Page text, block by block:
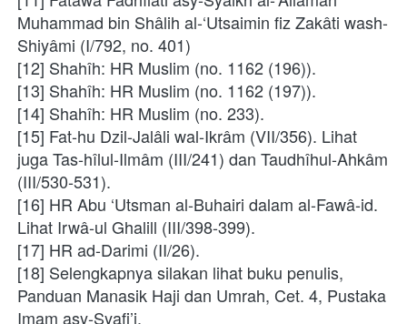
Muhammad bin Shâlih al-‘Utsaimin fiz Zakâti wash-
Shiyâmi (I/792, no. 401)
[12] Shahîh: HR Muslim (no. 1162 (196)).
[13] Shahîh: HR Muslim (no. 1162 (197)).
[14] Shahîh: HR Muslim (no. 233).
[15] Fat-hu Dzil-Jalâli wal-Ikrâm (VII/356). Lihat
juga Tas-hîlul-Ilmâm (III/241) dan Taudhîhul-Ahkâm
(III/530-531).
[16] HR Abu ‘Utsman al-Buhairi dalam al-Fawâ-id.
Lihat Irwâ-ul Ghalill (III/398-399).
[17] HR ad-Darimi (II/26).
[18] Selengkapnya silakan lihat buku penulis,
Panduan Manasik Haji dan Umrah, Cet. 4, Pustaka
Imam asy-Syafi’i.